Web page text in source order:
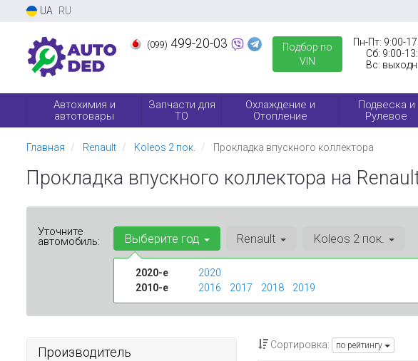
UA RU
(099) 499-20-03
Подбор по
VIN
Пн-Пт: 9:00-
Сб: 9:00-
Вс:
Автохимия и
автотовары
Запчасти для
ТО
Охлаждение и
Отопление
Подвеска и
Рулевое
Главная Renault Koleos 2 пок. Прокладка впускного коллектора
Прокладка впускного коллектора на
Уточните
автомобиль: Выберите год
2020-е
2020
2010-е
2016 2017 2018 2019
Renault Koleos 2 пок.
Производитель Сортировка: по рейтингу